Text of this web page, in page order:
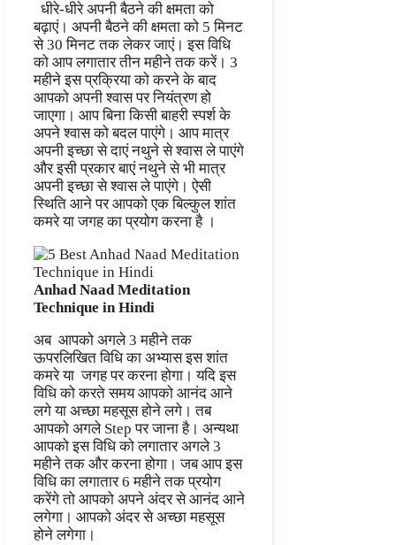
धीरे-धीरे अपनी बैठने की क्षमता को
बढ़ाएं। अपनी बैठने की क्षमता को 5 मिनट
से 30 मिनट तक लेकर जाएं। इस विधि
को आप लगातार तीन महीने तक करें। 3
महीने इस प्रक्रिया को करने के बाद
आपको अपनी श्वास पर नियंत्रण हो
जाएगा। आप बिना किसी बाहरी स्पर्श के
अपने श्वास को बदल पाएंगे। आप मात्र
अपनी इच्छा से दाएं नथुने से श्वास ले पाएंगे
और इसी प्रकार बाएं नथुने से भी मात्र
अपनी इच्छा से श्वास ले पाएंगे। ऐसी
स्थिति आने पर आपको एक बिल्कुल शांत
कमरे या जगह का प्रयोग करना है ।
Anhad Naad Meditation
Technique in Hindi
अब आपको अगले 3 महीने तक
ऊपरलिखित विधि का अभ्यास इस शांत
कमरे या जगह पर करना होगा। यदि इस
विधि को करते समय आपको आनंद आने
लगे या अच्छा महसूस होने लगे। तब
आपको अगले Step पर जाना है। अन्यथा
आपको इस विधि को लगातार अगले 3
महीने तक और करना होगा। जब आप इस
विधि का लगातार 6 महीने तक प्रयोग
करेंगे तो आपको अपने अंदर से आनंद आने
लगेगा। आपको अंदर से अच्छा महसूस
होने लगेगा।